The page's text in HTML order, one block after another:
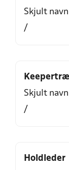
Skjult navn
/
Skjult navn
/
Holdleder